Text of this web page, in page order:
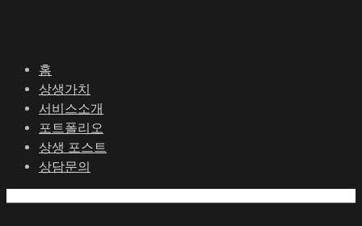
홈
상생가치
서비스소개
포트폴리오
상생 포스트
상담문의